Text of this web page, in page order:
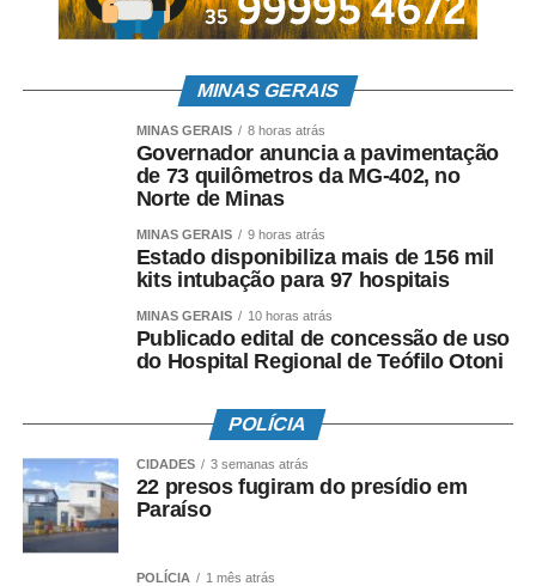
MINAS GERAIS
MINAS GERAIS 8 horas atrás
Governador anuncia a pavimentação
de 73 quilômetros da MG-402, no
Norte de Minas
MINAS GERAIS 9 horas atrás
Estado disponibiliza mais de 156 mil
kits intubação para 97 hospitais
MINAS GERAIS 10 horas atrás
Publicado edital de concessão de uso
do Hospital Regional de Teófilo Otoni
POLÍCIA
CIDADES 3 semanas atrás
22 presos fugiram do presídio em
Paraíso
POLÍCIA 1 mês atrás